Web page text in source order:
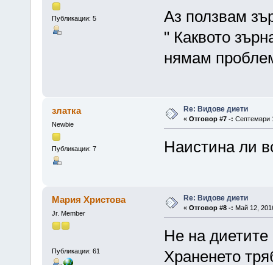
Публикации: 5
Аз ползвам
" Каквото
нямам
златка
Newbie
Публикации: 7
Re: Видове диети
« Отговор #7 -: Септември
Наистина ли
Мария Христова
Jr. Member
Публикации: 61
Re: Видове диети
« Отговор #8 -: Май 12,
Не на
Храненето